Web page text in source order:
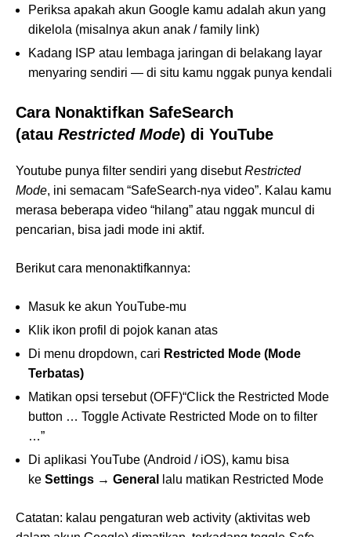
Periksa apakah akun Google kamu adalah akun yang
dikelola (misalnya akun anak / family link)
Kadang ISP atau lembaga jaringan di belakang layar
menyaring sendiri — di situ kamu nggak punya kendali
Cara Nonaktifkan SafeSearch
(atau Restricted Mode) di YouTube
Youtube punya filter sendiri yang disebutRestricted
Mode, ini semacam “SafeSearch-nya video”. Kalau kamu
merasa beberapa video “hilang” atau nggak muncul di
pencarian, bisa jadi mode ini aktif.
Berikut cara menonaktifkannya:
Masuk ke akun YouTube-mu
Klik ikon profil di pojok kanan atas
Di menu dropdown, cari Restricted Mode (Mode
Terbatas)
Matikan opsi tersebut (OFF)“Click the Restricted Mode
button … Toggle Activate Restricted Mode on to filter
…”
Di aplikasi YouTube (Android / iOS), kamu bisa
ke Settings → General lalu matikan Restricted Mode
Catatan: kalau pengaturan web activity (aktivitas web